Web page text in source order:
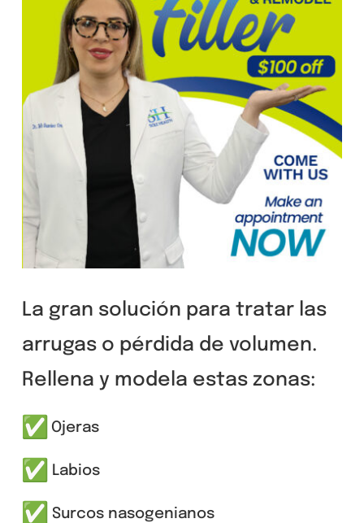
La gran solución para tratar las
arrugas o pérdida de volumen.
Rellena y modela estas zonas:
Ojeras
Labios
Surcos nasogenianos